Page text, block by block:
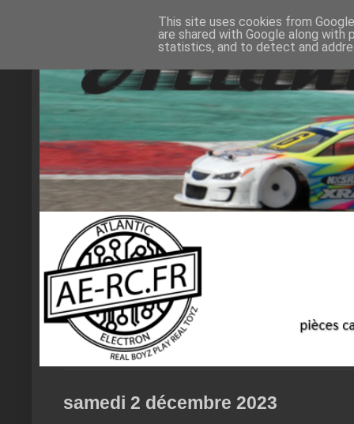
samedi 2 décembre 2023
This site uses cookies from
are shared with Google along
statistics, and to detect and